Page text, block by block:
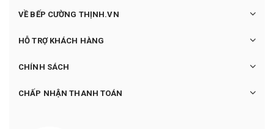
VỀ BẾP CƯỜNG THỊNH.VN
HỖ TRỢ KHÁCH HÀNG
CHÍNH SÁCH
CHẤP NHẬN THANH TOÁN